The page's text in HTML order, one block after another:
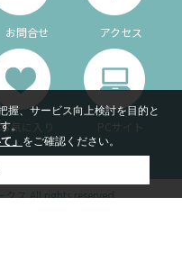
お問合せ アクセス
お気に入り PCサイト
ス All rights reserved.
握、サービス向上検討を目的と
。
」 をご確認ください。